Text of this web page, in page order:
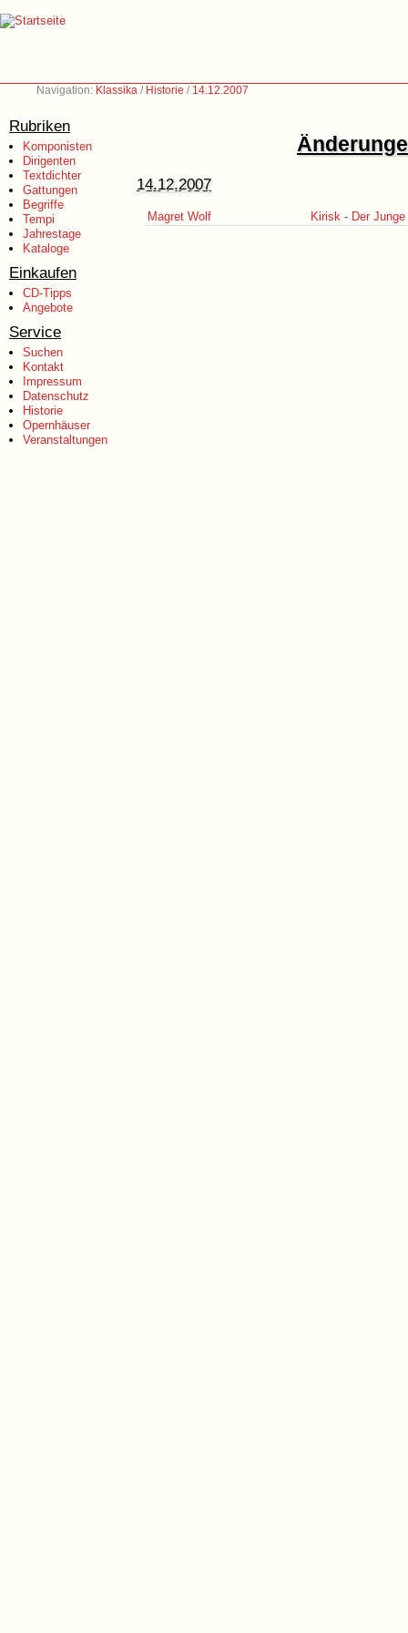
Navigation: Klassika / Historie / 14.12.2007
Rubriken
Komponisten
Dirigenten
Textdichter
Gattungen
Begriffe
Tempi
Jahrestage
Kataloge
Einkaufen
CD-Tipps
Angebote
Service
Suchen
Kontakt
Impressum
Datenschutz
Historie
Opernhäuser
Veranstaltungen
14.12.2007
Magret Wolf Kirisk - Der